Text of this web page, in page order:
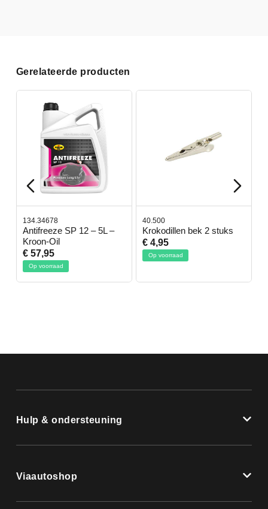
Gerelateerde producten
134.34678
Antifreeze SP 12 – 5L –
Kroon-Oil
€ 57,95
Op voorraad
40.500
Krokodillen bek 2 stuks
€ 4,95
Op voorraad
Hulp & ondersteuning
Viaautoshop